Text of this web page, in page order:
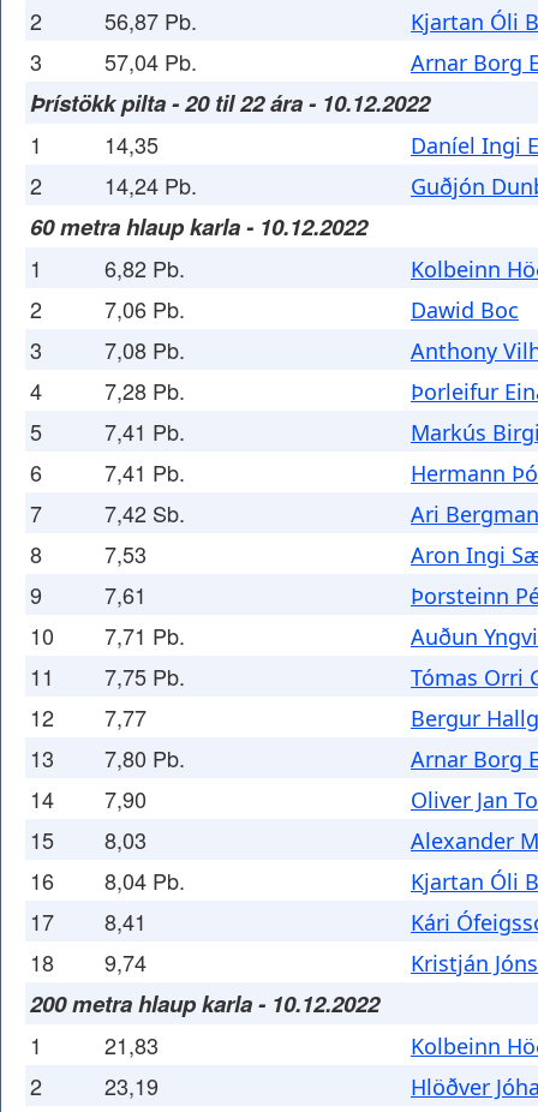
2 56,87 Pb. Kjartan Óli
3 57,04 Pb. Arnar Borg
Þrístökk pilta - 20 til 22 ára - 10.12.2022
1 14,35 Daníel Ingi
2 14,24 Pb. Guðjón
60 metra hlaup karla - 10.12.2022
1 6,82 Pb. Kolbeinn
2 7,06 Pb. Dawid Boc
3 7,08 Pb. Anthony
4 7,28 Pb. Þorleifur
5 7,41 Pb. Markús
6 7,41 Pb. Hermann
7 7,42 Sb. Ari
8 7,53 Aron Ingi
9 7,61 Þorsteinn
10 7,71 Pb. Auðun
11 7,75 Pb. Tómas Orri
12 7,77 Bergur
13 7,80 Pb. Arnar Borg
14 7,90 Oliver Jan
15 8,03 Alexander
16 8,04 Pb. Kjartan Óli
17 8,41 Kári
18 9,74 Kristján
200 metra hlaup karla - 10.12.2022
1 21,83 Kolbeinn
2 23,19 Hlöðver